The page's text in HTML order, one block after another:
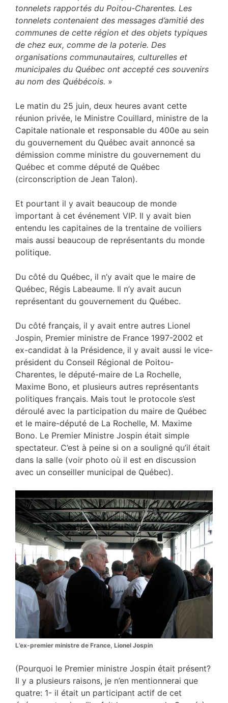
tonnelets rapportés du Poitou-Charentes. Les
tonnelets contenaient des messages d’amitié des
communes de cette région et des objets typiques
de chez eux, comme de la poterie. Des
organisations communautaires, culturelles et
municipales du Québec ont accepté ces souvenirs
au nom des Québécois. »
Le matin du 25 juin, deux heures avant cette
réunion privée, le Ministre Couillard, ministre de la
Capitale nationale et responsable du 400e au sein
du gouvernement du Québec avait annoncé sa
démission comme ministre du gouvernement du
Québec et comme député de Québec
(circonscription de Jean Talon).
Et pourtant il y avait beaucoup de monde
important à cet événement VIP. Il y avait bien
entendu les capitaines de la trentaine de voiliers
mais aussi beaucoup de représentants du monde
politique.
Du côté du Québec, il n’y avait que le maire de
Québec, Régis Labeaume. Il n’y avait aucun
représentant du gouvernement du Québec.
Du côté français, il y avait entre autres Lionel
Jospin, Premier ministre de France 1997-2002 et
ex-candidat à la Présidence, il y avait aussi le vice-
président du Conseil Régional de Poitou-
Charentes, le député-maire de La Rochelle,
Maxime Bono, et plusieurs autres représentants
politiques français. Mais tout le protocole s’est
déroulé avec la participation du maire de Québec
et le maire-député de La Rochelle, M. Maxime
Bono. Le Premier Ministre Jospin était simple
spectateur. C’est à peine si on a souligné qu’il était
dans la salle (voir photo où il est en discussion
avec un conseiller municipal de Québec).
L’ex-premier ministre de France, Lionel Jospin
(Pourquoi le Premier ministre Jospin était présent?
Il y a plusieurs raisons, je n’en mentionnerai que
quatre: 1- il était un participant actif de cet